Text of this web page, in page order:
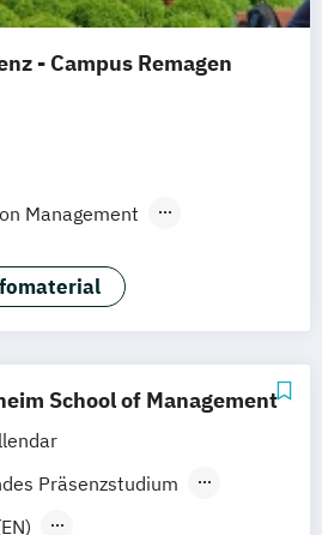
- Campus Remagen
Management
Sozialmanagement
Administration
School of Management
Präsenzstudium